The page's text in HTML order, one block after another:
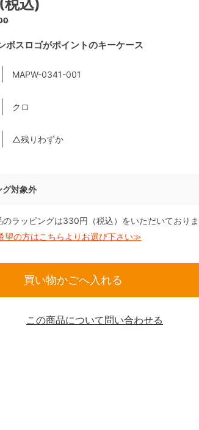
ボスロゴがポイントのキーケース
込)
MAPW-0341-001
クロ
△残りわずか
グ対象外
のラッピングは330円（税込）をいただいておりま
望の方はこちらよりお選び下さい≫
買い物かごへ入れる
この商品について問い合わせる